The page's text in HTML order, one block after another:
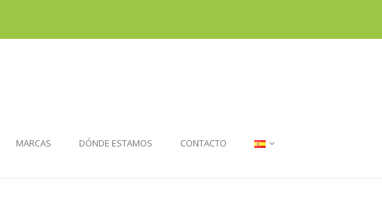
MARCAS DÓNDE ESTAMOS CONTACTO